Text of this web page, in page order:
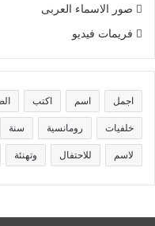
صور الاسماء العربى
فريمات فيديو
اجمل اسم اكتب
خلفيات رومانسية سنة
لاسم للاحتفال وتهنئة